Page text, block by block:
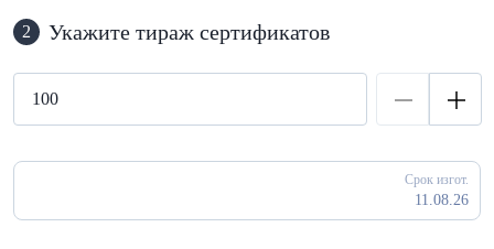
2 Укажите тираж сертификатов
Срок изгот.
11.08.26